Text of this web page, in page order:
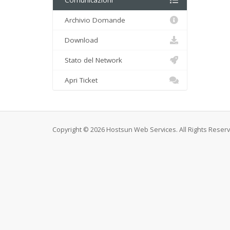
Archivio Domande
Download
Stato del Network
Apri Ticket
Copyright © 2026 Hostsun Web Services. All Rights